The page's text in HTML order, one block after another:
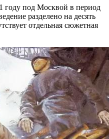
году под Москвой в период
разделено на десять
отдельная сюжетная